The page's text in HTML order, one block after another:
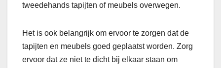
tweedehands tapijten of meubels overwegen.
Het is ook belangrijk om ervoor te zorgen dat de
tapijten en meubels goed geplaatst worden. Zorg
ervoor dat ze niet te dicht bij elkaar staan ​​om